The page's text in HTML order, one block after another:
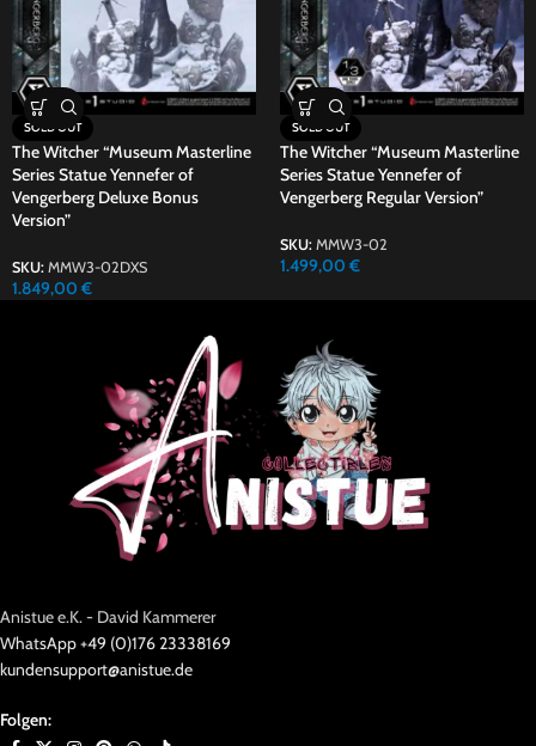
SOLD OUT
The Witcher “Museum Masterline
Series Statue Yennefer of
Vengerberg Deluxe Bonus
Version”
SKU: MMW3-02DXS
1.849,00 €
SOLD OUT
The Witcher “Museum Masterline
Series Statue Yennefer of
Vengerberg Regular Version”
SKU: MMW3-02
1.499,00 €
Anistue e.K. - David Kammerer
WhatsApp +49 (0)176 23338169
kundensupport@anistue.de
Folgen: